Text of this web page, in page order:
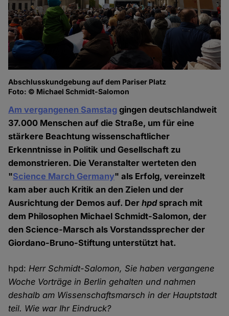
Abschlusskundgebung auf dem Pariser Platz
Foto: © Michael Schmidt-Salomon
Am vergangenen Samstag gingen deutschlandweit
37.000 Menschen auf die Straße, um für eine
stärkere Beachtung wissenschaftlicher
Erkenntnisse in Politik und Gesellschaft zu
demonstrieren. Die Veranstalter werteten den
"Science March Germany" als Erfolg, vereinzelt
kam aber auch Kritik an den Zielen und der
Ausrichtung der Demos auf. Derhpdsprach mit
dem Philosophen Michael Schmidt-Salomon, der
den Science-Marsch als Vorstandssprecher der
Giordano-Bruno-Stiftung unterstützt hat.
hpd:Herr Schmidt-Salomon, Sie haben vergangene
Woche Vorträge in Berlin gehalten und nahmen
deshalb am Wissenschaftsmarsch in der Hauptstadt
teil. Wie war Ihr Eindruck?